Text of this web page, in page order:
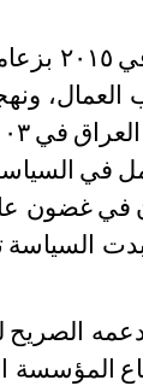
٢٠١٥ بزعامة
العمال،
العراق في
في
فيغضون
بدت السياسة
مه الصريح
المؤسسة